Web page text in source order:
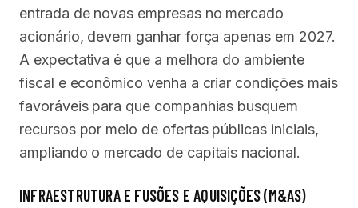
entrada de novas empresas no mercado
acionário, devem ganhar força apenas em 2027.
A expectativa é que a melhora do ambiente
fiscal e econômico venha a criar condições mais
favoráveis para que companhias busquem
recursos por meio de ofertas públicas iniciais,
ampliando o mercado de capitais nacional.
INFRAESTRUTURA E FUSÕES E AQUISIÇÕES (M&AS)